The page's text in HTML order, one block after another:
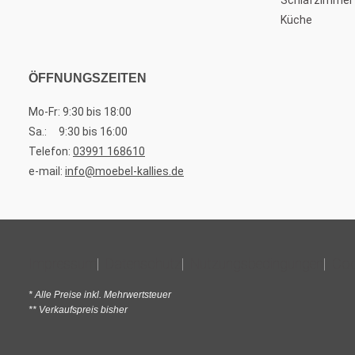
Küche
ÖFFNUNGSZEITEN
Mo-Fr: 9:30 bis 18:00
Sa.: 9:30 bis 16:00
Telefon: 03991 168610
e-mail: info@moebel-kallies.de
* Alle Preise inkl. Mehrwertsteuer
** Verkaufspreis bisher